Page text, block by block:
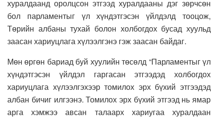
хуралдаанд оролцсон этгээд хуралдааны дэг зөрчсөн
бол парламентыг үл хүндэтгэсэн үйлдэлд тооцож,
Төрийн албаны тухай болон холбогдох бусад хуульд
заасан хариуцлага хүлээлгэнэ гэж заасан байдаг.
Мөн өргөн бариад буй хуулийн төсөлд “Парламентыг үл
хүндэтгэсэн үйлдэл гаргасан этгээдэд холбогдох
хариуцлага хүлээлгэхээр томилох эрх бүхий этгээдэд
албан бичиг илгээнэ. Томилох эрх бүхий этгээд нь ямар
арга хэмжээ авсан талаарх хариугаа хуралдаан